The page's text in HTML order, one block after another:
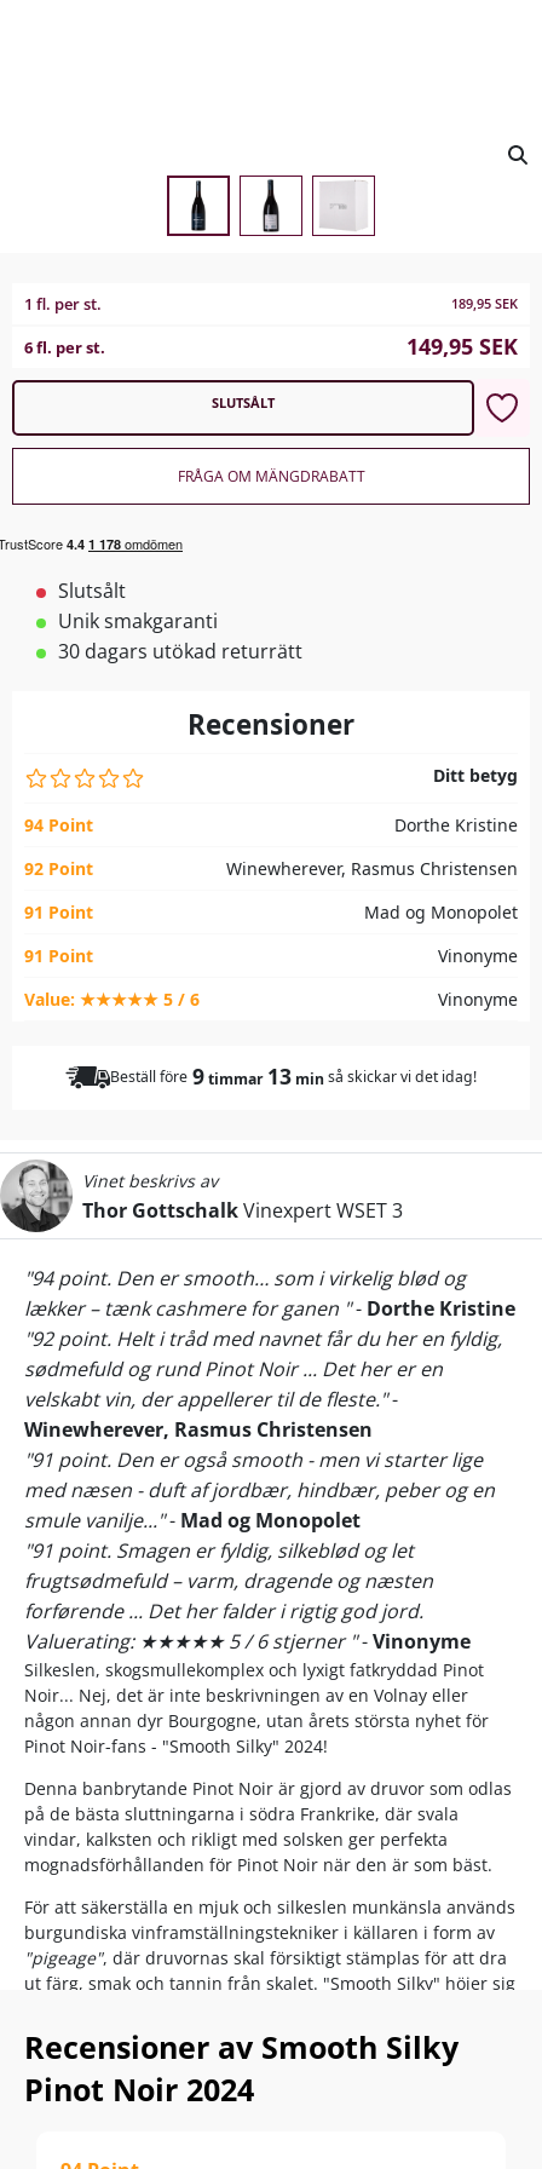
1 fl. per st. 189,95 SEK
6 fl. per st. 149,95 SEK
SLUTSÅLT
FRÅGA OM MÄNGDRABATT
Slutsålt
Unik smakgaranti
30 dagars utökad returrätt
Recensioner
Ditt betyg
94 Point
Dorthe Kristine
92 Point
Winewherever, Rasmus Christensen
91 Point
Mad og Monopolet
91 Point
Vinonyme
Value: ★★★★★ 5 / 6
Vinonyme
Beställ före 9timmar 13min så skickar vi det idag!
Vinet beskrivs av
Thor GottschalkVinexpert WSET 3
"94 point. Den er smooth… som i virkelig blød og
lækker – tænk cashmere for ganen "- Dorthe Kristine
"92 point. Helt i tråd med navnet får du her en fyldig,
sødmefuld og rund Pinot Noir ... Det her er en
velskabt vin, der appellerer til de fleste."-
Winewherever, Rasmus Christensen
"91 point. Den er også smooth - men vi starter lige
med næsen - duft af jordbær, hindbær, peber og en
smule vanilje..."- Mad og Monopolet
"91 point. Smagen er fyldig, silkeblød og let
frugtsødmefuld – varm, dragende og næsten
forførende ... Det her falder i rigtig god jord.
Valuerating: ★★★★★ 5 / 6 stjerner "-Vinonyme
Silkeslen, skogsmullekomplex och lyxigt fatkryddad Pinot
Noir... Nej, det är inte beskrivningen av en Volnay eller
någon annan dyr Bourgogne, utan årets största nyhet för
Pinot Noir-fans - "Smooth Silky" 2024!
Denna banbrytande Pinot Noir är gjord av druvor som odlas
på de bästa sluttningarna i södra Frankrike, där svala
vindar, kalksten och rikligt med solsken ger perfekta
mognadsförhållanden för Pinot Noir när den är som bäst.
För att säkerställa en mjuk och silkeslen munkänsla används
burgundiska vinframställningstekniker i källaren i form av
"pigeage", där druvornas skal försiktigt stämplas för att dra
ut färg, smak och tannin från skalet. "Smooth Silky" höjer sig
fatkryddade touch av både amerikansk och fransk ek.
Smooth Silky Pinot Noir är det bästa alternativet till fatlagrad
Bourgogne i landet!
Recensioner av Smooth Silky
Pinot Noir 2024